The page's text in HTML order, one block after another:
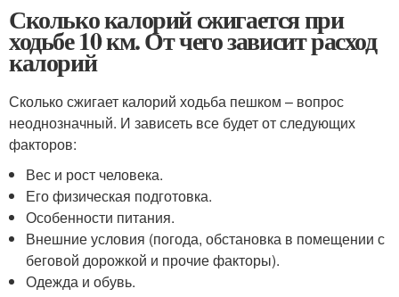
Сколько калорий сжигается при
ходьбе 10 км. От чего зависит расход
калорий
Сколько сжигает калорий ходьба пешком – вопрос
неоднозначный. И зависеть все будет от следующих
факторов:
Вес и рост человека.
Его физическая подготовка.
Особенности питания.
Внешние условия (погода, обстановка в помещении с
беговой дорожкой и прочие факторы).
Одежда и обувь.